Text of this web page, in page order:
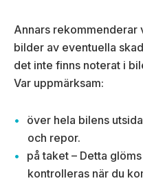
Annars rekommenderar
bilder av eventuella
det inte finns noterat i
Var uppmärksam:
över hela bilens
och repor.
på taket – Detta
kontrolleras när du